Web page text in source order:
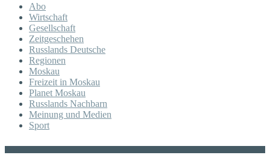
Abo
Wirtschaft
Gesellschaft
Zeitgeschehen
Russlands Deutsche
Regionen
Moskau
Freizeit in Moskau
Planet Moskau
Russlands Nachbarn
Meinung und Medien
Sport